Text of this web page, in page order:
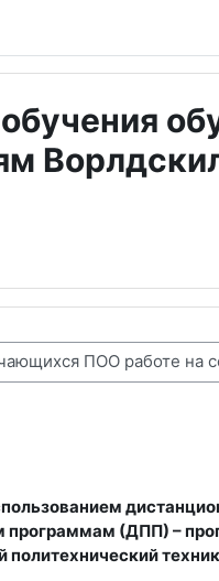
(ДПП) –
политехнический